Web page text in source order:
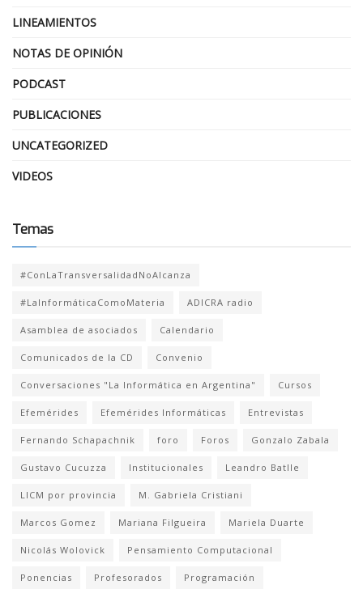
LINEAMIENTOS
NOTAS DE OPINIÓN
PODCAST
PUBLICACIONES
UNCATEGORIZED
VIDEOS
Temas
#ConLaTransversalidadNoAlcanza
#LaInformáticaComoMateria ADICRA radio
Asamblea de asociados Calendario
Comunicados de la CD Convenio
Conversaciones "La Informática en Argentina" Cursos
Efemérides Efemérides Informáticas Entrevistas
Fernando Schapachnik foro Foros Gonzalo Zabala
Gustavo Cucuzza Institucionales Leandro Batlle
LICM por provincia M. Gabriela Cristiani
Marcos Gomez Mariana Filgueira Mariela Duarte
Nicolás Wolovick Pensamiento Computacional
Ponencias Profesorados Programación